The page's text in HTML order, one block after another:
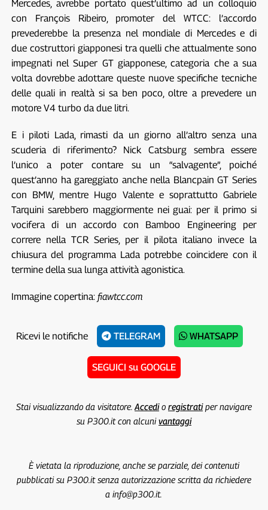
Mercedes, avrebbe portato quest’ultimo ad un colloquio
con François Ribeiro, promoter del WTCC: l’accordo
prevederebbe la presenza nel mondiale di Mercedes e di
due costruttori giapponesi tra quelli che attualmente sono
impegnati nel Super GT giapponese, categoria che a sua
volta dovrebbe adottare queste nuove specifiche tecniche
delle quali in realtà si sa ben poco, oltre a prevedere un
motore V4 turbo da due litri.
E i piloti Lada, rimasti da un giorno all’altro senza una
scuderia di riferimento? Nick Catsburg sembra essere
l’unico a poter contare su un “salvagente”, poiché
quest’anno ha gareggiato anche nella Blancpain GT Series
con BMW, mentre Hugo Valente e soprattutto Gabriele
Tarquini sarebbero maggiormente nei guai: per il primo si
vocifera di un accordo con Bamboo Engineering per
correre nella TCR Series, per il pilota italiano invece la
chiusura del programma Lada potrebbe coincidere con il
termine della sua lunga attività agonistica.
Immagine copertina: fiawtcc.com
Ricevi le notifiche TELEGRAM WHATSAPP
SEGUICI su GOOGLE
Stai visualizzando da visitatore. Accedio registratiper navigare
su P300.it con alcunivantaggi
È vietata la riproduzione, anche se parziale, dei contenuti
pubblicati su P300.it senza autorizzazione scritta da richiedere
a info@p300.it.